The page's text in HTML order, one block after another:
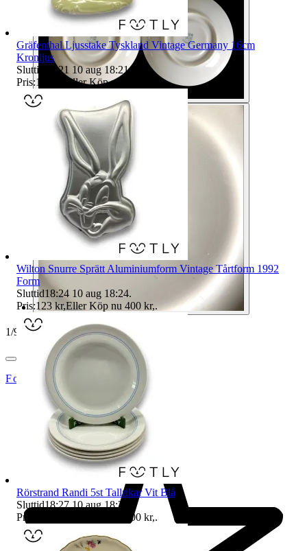
1/9
Footly
Gräfenthal Ljusstake Tyskland Vintage Germany 16cm
Kronljus
Sluttid
18:21 10 aug 18:21.
Pris:123 kr Eller Köp nu
Wilton Snurre Sprätt Aluminiumform Vintage Tårtform 1992
Form
Sluttid18:24 10 aug 18:24.
Pris:123 kr,Eller Köp nu 400 kr,.
Rörstrand Randi 5st Tallrikar Vit Blå
Sluttid18:27 10 aug 18:27
Pris:
400 kr,.